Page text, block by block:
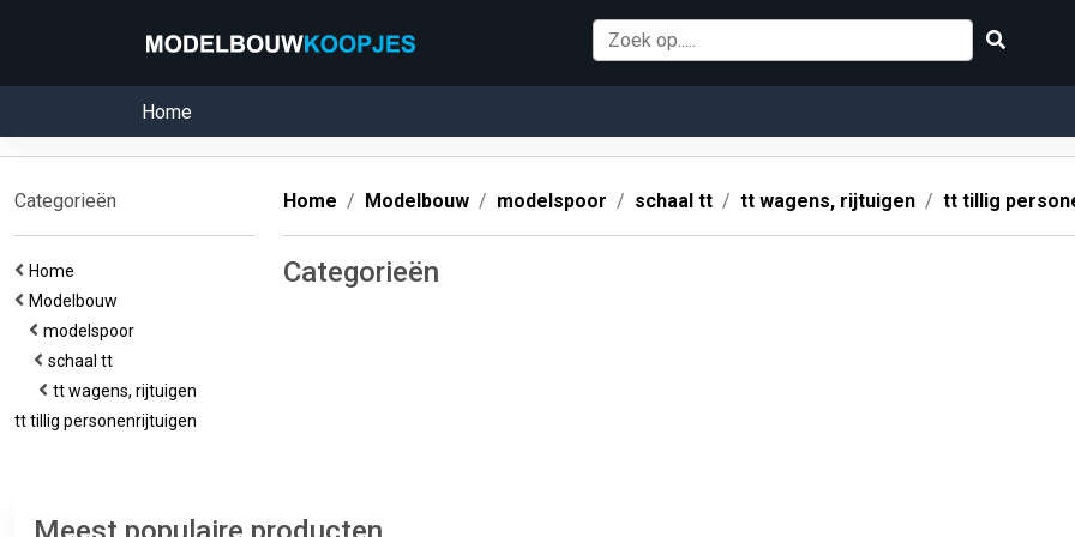
Home
Categorieën
Home
Modelbouw
modelspoor
schaal tt
tt wagens, rijtuigen
tt tillig personenrijtuigen
Home Modelbouw modelspoor schaal tt tt wagens, rijtuigen tt tillig
Categorieën